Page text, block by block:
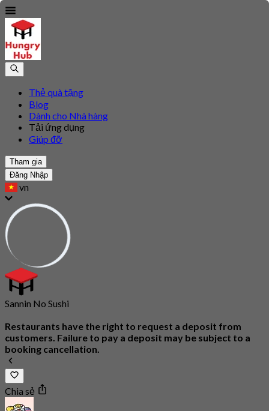
Thẻ quà tặng
Blog
Dành cho Nhà hàng
Tải ứng dụng
Giúp đỡ
Tham gia
Đăng Nhập
vn
Sannin No Sushi
Restaurants have the right to request a deposit from
customers. Failure to pay a deposit may be subject to a
booking cancellation.
Chia sẻ